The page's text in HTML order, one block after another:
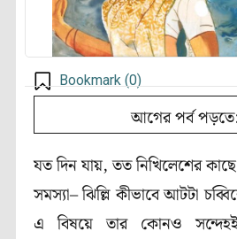
Bookmark (0)
আগের পর্ব
যত দিন যায়, তত নিখিলেশের
সমস্যা– ঝিল্লি কীভাবে আটটা
এ বিষয়ে তার কোনও